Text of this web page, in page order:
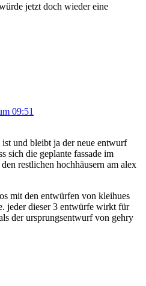
jetzt doch wieder eine
09:51
und bleibt ja der neue entwurf
sich die geplante fassade im
restlichen hochhäusern am alex
mit den entwürfen von kleihues
jeder dieser 3 entwürfe wirkt für
der ursprungsentwurf von gehry